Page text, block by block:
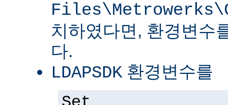
치하였다면, 환경변수
다.
LDAPSDK 환경변수를